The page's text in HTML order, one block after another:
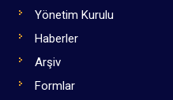
Yönetim Kurulu
Haberler
Arşiv
Formlar